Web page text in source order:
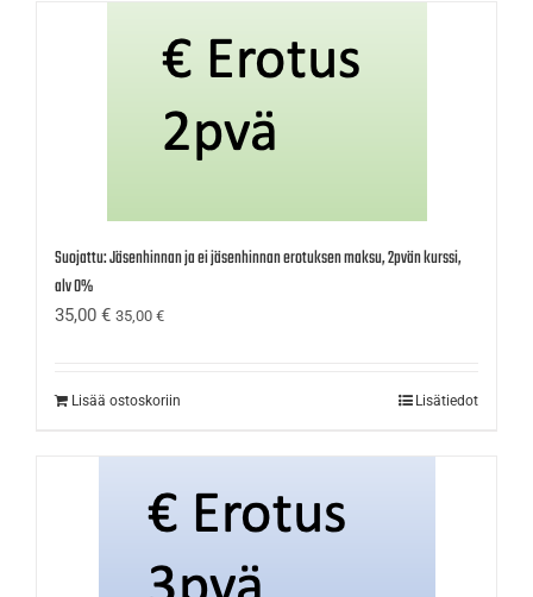
Suojattu: Jäsenhinnan ja ei jäsenhinnan erotuksen maksu, 2pvän kurssi,
alv 0%
35,00 € 35,00 €
Lisää ostoskoriin Lisätiedot